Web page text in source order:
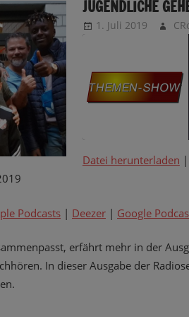
JUGENDLICHE
1. Juli 2019
RSS FEED
TEILEN
Datei herunterladen |
Podcasts | Deezer | Google
erfährt mehr in der
In dieser Ausgabe der